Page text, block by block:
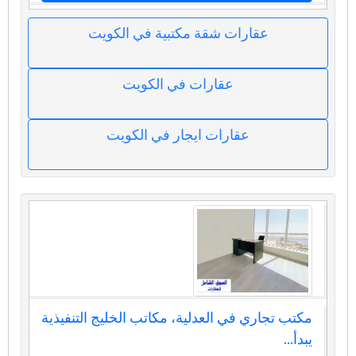
عقارات شقة مكتبية في الكويت
عقارات في الكويت
عقارات ايجار في الكويت
مكتب تجاري في العدلية، مكاتب الخليج التنفيذية
يبدأ...